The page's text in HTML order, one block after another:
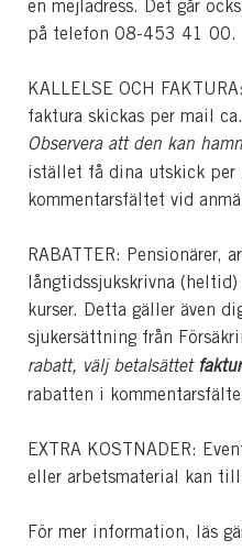
en mejladress. Det går
på telefon 08-453 41 00.
KALLELSE OCH
faktura skickas per mail
Observera att den kan
istället få dina utskick per
kommentarsfältet vid
RABATTER: Pensionärer,
långtidssjukskrivna
kurser. Detta gäller även
sjukersättning från
rabatt, välj betalsättet
rabatten i
EXTRA KOSTNADER:
eller arbetsmaterial kan
För mer information, läs